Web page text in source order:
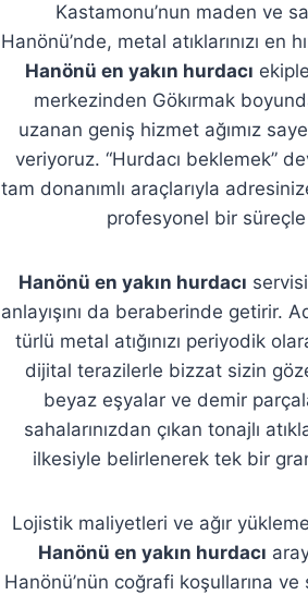
Kastamonu’nun maden ve
Hanönü’nde, metal atıklarınızı
Hanönü en yakın hurdacı
merkezinden Gökırmak
uzanan geniş hizmet ağımız
veriyoruz. “Hurdacı beklemek”
tam donanımlı araçlarıyla
profesyonel bir
Hanönü en yakın hurdacı
anlayışını da beraberinde getirir.
türlü metal atığınızı periyodik
dijital terazilerle bizzat sizin
beyaz eşyalar ve demir
sahalarınızdan çıkan tonajlı
ilkesiyle belirlenerek tek bir
Lojistik maliyetleri ve ağır
Hanönü en yakın hurdacı
Hanönü’nün coğrafi koşullarına